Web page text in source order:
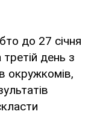
до 27 січня
день з
окружкомів,